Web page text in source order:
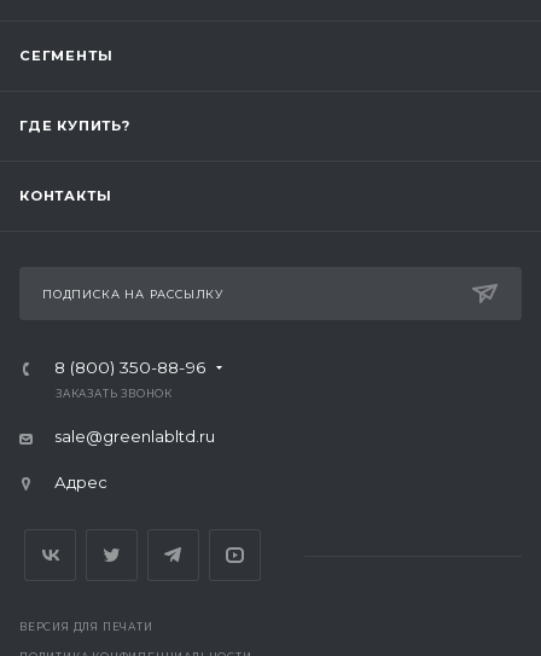
СЕГМЕНТЫ
ГДЕ КУПИТЬ?
КОНТАКТЫ
ПОДПИСКА НА РАССЫЛКУ
8 (800) 350-88-96
ЗАКАЗАТЬ ЗВОНОК
sale@greenlabltd.ru
Адрес
ВЕРСИЯ ДЛЯ ПЕЧАТИ